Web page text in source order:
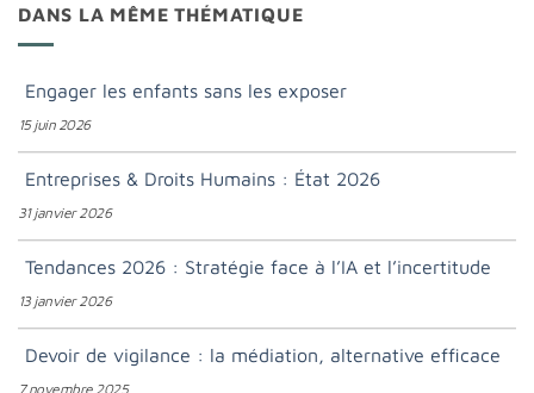
DANS LA MÊME THÉMATIQUE
Engager les enfants sans les exposer
15 juin 2026
Entreprises & Droits Humains : État 2026
31 janvier 2026
Tendances 2026 : Stratégie face à l’IA et l’incertitude
13 janvier 2026
Devoir de vigilance : la médiation, alternative efficace
7 novembre 2025